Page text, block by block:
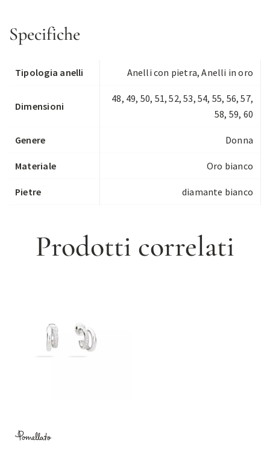
Specifiche
Tipologia anelli Anelli con pietra,Anelli in oro
Dimensioni
48, 49, 50, 51, 52, 53, 54, 55, 56, 57,
58, 59, 60
Genere Donna
Materiale Oro bianco
Pietre diamante bianco
Prodotti correlati